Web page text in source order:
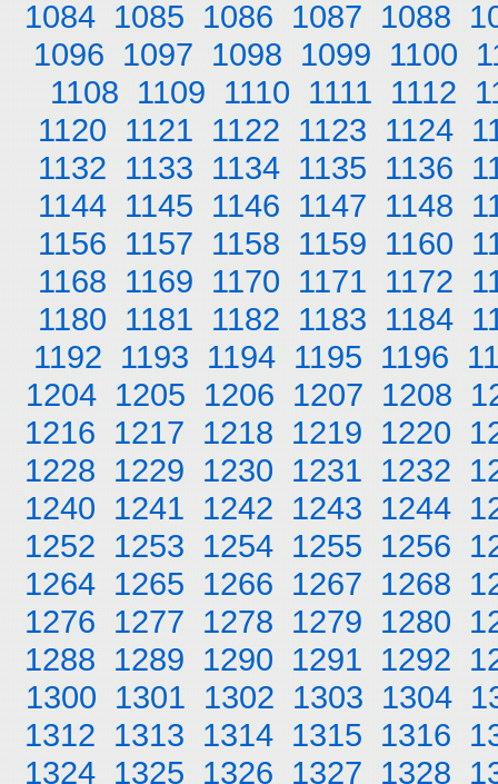
1084 1085 1086 1087 1088
1096 1097 1098 1099 1100
1108 1109 1110 1111 1112
1120 1121 1122 1123 1124
1132 1133 1134 1135 1136
1144 1145 1146 1147 1148
1156 1157 1158 1159 1160
1168 1169 1170 1171 1172
1180 1181 1182 1183 1184
1192 1193 1194 1195 1196
1204 1205 1206 1207 1208
1216 1217 1218 1219 1220
1228 1229 1230 1231 1232
1240 1241 1242 1243 1244
1252 1253 1254 1255 1256
1264 1265 1266 1267 1268
1276 1277 1278 1279 1280
1288 1289 1290 1291 1292
1300 1301 1302 1303 1304
1312 1313 1314 1315 1316
1324 1325 1326 1327 1328